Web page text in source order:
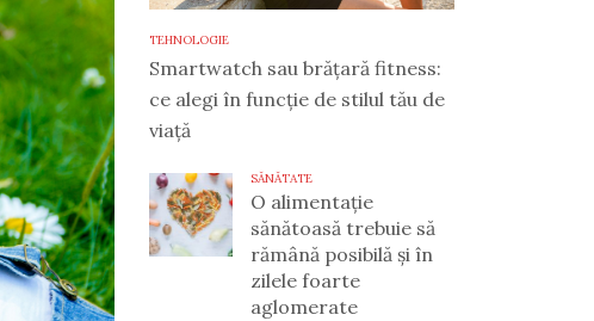
TEHNOLOGIE
Smartwatch sau brățară fitness:
ce alegi în funcție de stilul tău de
viață
SĂNĂTATE
O alimentație
sănătoasă trebuie să
rămână posibilă și în
zilele foarte
aglomerate